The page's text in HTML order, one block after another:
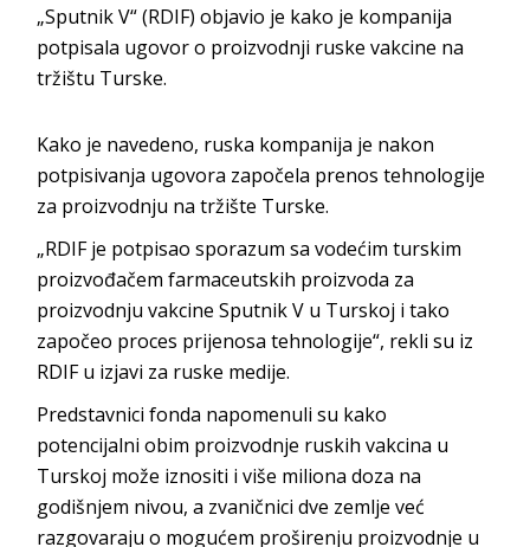
„Sputnik V“ (RDIF) objavio je kako je kompanija
potpisala ugovor o proizvodnji ruske vakcine na
tržištu Turske.
Kako je navedeno, ruska kompanija je nakon
potpisivanja ugovora započela prenos tehnologije
za proizvodnju na tržište Turske.
„RDIF je potpisao sporazum sa vodećim turskim
proizvođačem farmaceutskih proizvoda za
proizvodnju vakcine Sputnik V u Turskoj i tako
započeo proces prijenosa tehnologije“, rekli su iz
RDIF u izjavi za ruske medije.
Predstavnici fonda napomenuli su kako
potencijalni obim proizvodnje ruskih vakcina u
Turskoj može iznositi i više miliona doza na
godišnjem nivou, a zvaničnici dve zemlje već
razgovaraju o mogućem proširenju proizvodnje u